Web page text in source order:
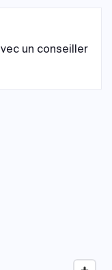
un conseiller